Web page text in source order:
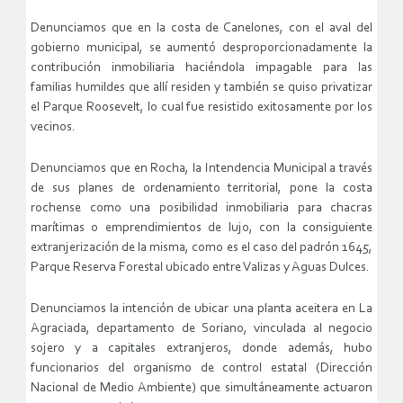
Denunciamos que en la costa de Canelones, con el aval del
gobierno municipal, se aumentó desproporcionadamente la
contribución inmobiliaria haciéndola impagable para las
familias humildes que allí residen y también se quiso privatizar
el Parque Roosevelt, lo cual fue resistido exitosamente por los
vecinos.
Denunciamos que en Rocha, la Intendencia Municipal a través
de sus planes de ordenamiento territorial, pone la costa
rochense como una posibilidad inmobiliaria para chacras
marítimas o emprendimientos de lujo, con la consiguiente
extranjerización de la misma, como es el caso del padrón 1645,
Parque Reserva Forestal ubicado entre Valizas y Aguas Dulces.
Denunciamos la intención de ubicar una planta aceitera en La
Agraciada, departamento de Soriano, vinculada al negocio
sojero y a capitales extranjeros, donde además, hubo
funcionarios del organismo de control estatal (Dirección
Nacional de Medio Ambiente) que simultáneamente actuaron